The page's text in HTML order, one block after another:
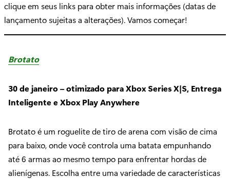
clique em seus links para obter mais informações (datas de
lançamento sujeitas a alterações). Vamos começar!
Brotato
30 de janeiro – otimizado para Xbox Series X|S, Entrega
Inteligente e Xbox Play Anywhere
Brotato é um roguelite de tiro de arena com visão de cima
para baixo, onde você controla uma batata empunhando
até 6 armas ao mesmo tempo para enfrentar hordas de
alienígenas. Escolha entre uma variedade de características